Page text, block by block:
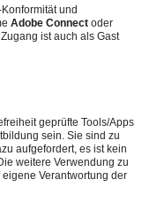
und
Adobe Connect oder
ist auch als Gast
geprüfte Tools/Apps
sein. Sie sind zu
aufgefordert, es ist kein
weitere Verwendung zu
Verantwortung der